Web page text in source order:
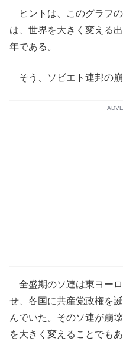
ヒントは、このグラフ
は、世界を大きく変える
年である。
そう、ソビエト連邦の崩
全盛期のソ連は東ヨー
せ、各国に共産党政権を
んでいた。そのソ連が崩
を大きく変えることでもあ